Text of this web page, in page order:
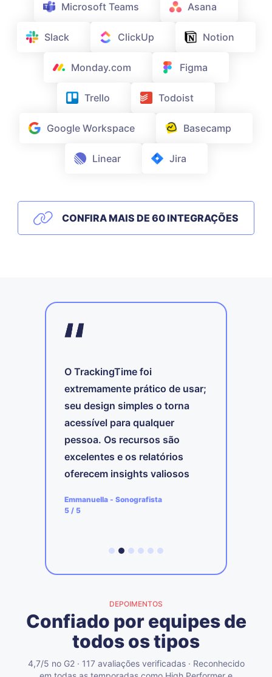
Microsoft Teams Asana
Slack ClickUp Notion
Monday.com Figma
Trello Todoist
Google Workspace Basecamp
Linear Jira
CONFIRA MAIS DE 60 INTEGRAÇÕES
O TrackingTime foi
extremamente prático de usar;
seu design simples o torna
acessível para qualquer
pessoa. Os recursos são
excelentes e os relatórios
oferecem insights valiosos
produtividade.
Emmanuella - Sonografista
5 / 5
DEPOIMENTOS
Confiado por equipes de
todos os tipos
4,7/5 no G2 · 117 avaliações verificadas · Reconhecido